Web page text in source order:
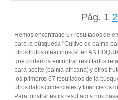
Pág. 1 2
Hemos encontrado 67 resultados de
para la búsqueda "Cultivo de palma
otros frutos oleaginosos" en
que podemos encontrar resultados
para aceite (palma africana) y otros
los primeros 67 resultados de la
otros datos comerciales y financieros
Para mostrar estos resultados nos